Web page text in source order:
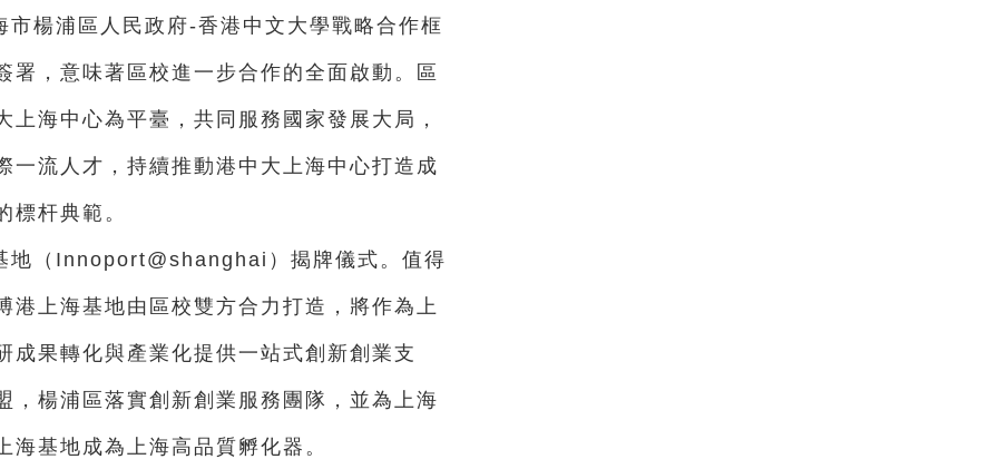
楊浦區人民政府-香港中文大學戰略合作框
署，意味著區校進一步合作的全面啟動。區
海中心為平臺，共同服務國家發展大局，
一流人才，持續推動港中大上海中心打造成
標杆典範。
地（Innoport@shanghai）揭牌儀式。值得
港上海基地由區校雙方合力打造，將作為上
成果轉化與產業化提供一站式創新創業支
，楊浦區落實創新創業服務團隊，並為上海
基地成為上海高品質孵化器。